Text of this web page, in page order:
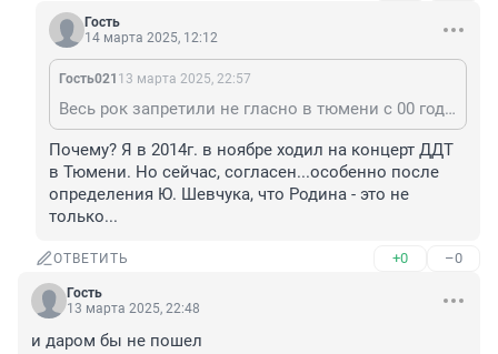
Гость
14 марта 2025, 12:12
Гость021 13 марта 2025, 22:57
Весь рок запретили не гласно в тюмени с 00 годов , кроме нау и чайф
Почему? Я в 2014г. в ноябре ходил на концерт ДДТ
в Тюмени. Но сейчас, согласен...особенно после
определения Ю. Шевчука, что Родина - это не
только...
ОТВЕТИТЬ +0 –0
Гость
13 марта 2025, 22:48
и даром бы не пошел